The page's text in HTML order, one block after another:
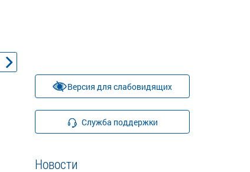
Версия для слабовидящих
Служба поддержки
Новости